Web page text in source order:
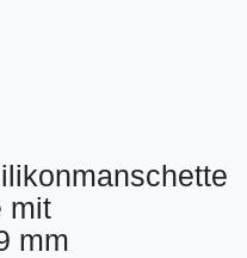
mit
mm